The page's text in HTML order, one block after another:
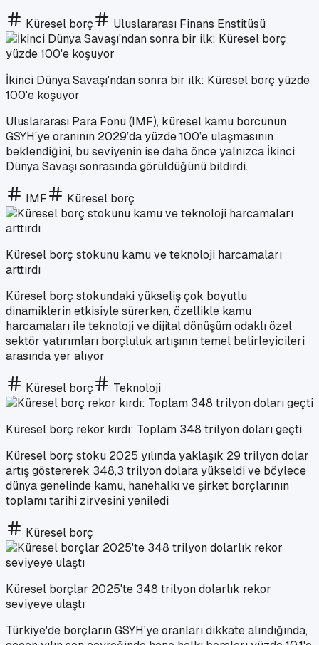
Küresel borç Uluslararası Finans Enstitüsü
İkinci Dünya Savaşı'ndan sonra bir ilk: Küresel borç yüzde
100'e koşuyor
Uluslararası Para Fonu (IMF), küresel kamu borcunun
GSYH’ye oranının 2029’da yüzde 100’e ulaşmasının
beklendiğini, bu seviyenin ise daha önce yalnızca İkinci
Dünya Savaşı sonrasında görüldüğünü bildirdi.
IMF Küresel borç
Küresel borç stokunu kamu ve teknoloji harcamaları
arttırdı
Küresel borç stokundaki yükseliş çok boyutlu
dinamiklerin etkisiyle sürerken, özellikle kamu
harcamaları ile teknoloji ve dijital dönüşüm odaklı özel
sektör yatırımları borçluluk artışının temel belirleyicileri
arasında yer alıyor
Küresel borç Teknoloji
Küresel borç rekor kırdı: Toplam 348 trilyon doları geçti
Küresel borç stoku 2025 yılında yaklaşık 29 trilyon dolar
artış göstererek 348,3 trilyon dolara yükseldi ve böylece
dünya genelinde kamu, hanehalkı ve şirket borçlarının
toplamı tarihi zirvesini yeniledi
Küresel borç
Küresel borçlar 2025'te 348 trilyon dolarlık rekor
seviyeye ulaştı
Türkiye'de borçların GSYH'ye oranları dikkate alındığında,